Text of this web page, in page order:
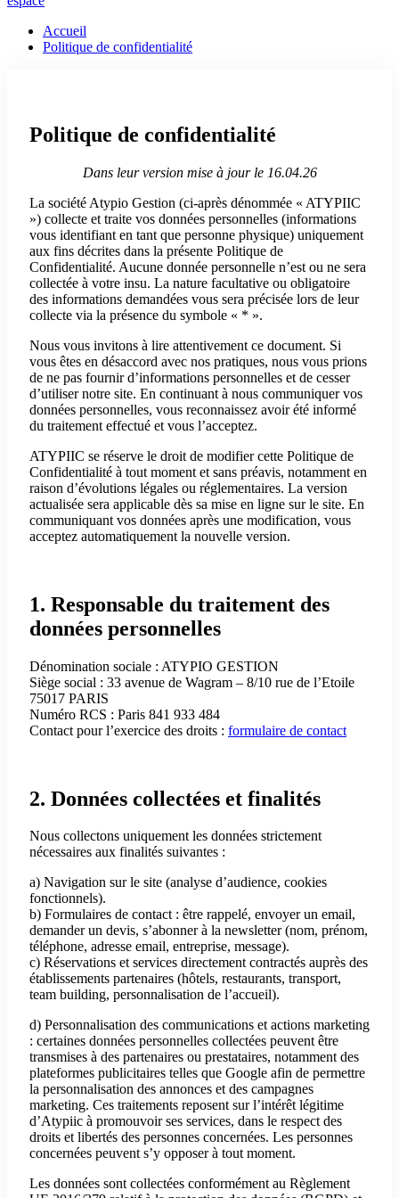
Accueil
Politique de confidentialité
Politique de confidentialité
Dans leur version mise à jour le 16.04.26
La société Atypio Gestion (ci-après dénommée « ATYPIIC
») collecte et traite vos données personnelles (informations
vous identifiant en tant que personne physique) uniquement
aux fins décrites dans la présente Politique de
Confidentialité. Aucune donnée personnelle n’est ou ne sera
collectée à votre insu. La nature facultative ou obligatoire
des informations demandées vous sera précisée lors de leur
collecte via la présence du symbole « * ».
Nous vous invitons à lire attentivement ce document. Si
vous êtes en désaccord avec nos pratiques, nous vous prions
de ne pas fournir d’informations personnelles et de cesser
d’utiliser notre site. En continuant à nous communiquer vos
données personnelles, vous reconnaissez avoir été informé
du traitement effectué et vous l’acceptez.
ATYPIIC se réserve le droit de modifier cette Politique de
Confidentialité à tout moment et sans préavis, notamment en
raison d’évolutions légales ou réglementaires. La version
actualisée sera applicable dès sa mise en ligne sur le site. En
communiquant vos données après une modification, vous
acceptez automatiquement la nouvelle version.
1. Responsable du traitement des
données personnelles
Dénomination sociale : ATYPIO GESTION
Siège social : 33 avenue de Wagram – 8/10 rue de l’Etoile
75017 PARIS
Numéro RCS : Paris 841 933 484
Contact pour l’exercice des droits : formulaire de contact
2. Données collectées et finalités
Nous collectons uniquement les données strictement
nécessaires aux finalités suivantes :
a) Navigation sur le site (analyse d’audience, cookies
fonctionnels).
b) Formulaires de contact : être rappelé, envoyer un email,
demander un devis, s’abonner à la newsletter (nom, prénom,
téléphone, adresse email, entreprise, message).
c) Réservations et services directement contractés auprès des
établissements partenaires (hôtels, restaurants, transport,
team building, personnalisation de l’accueil).
d) Personnalisation des communications et actions marketing
: certaines données personnelles collectées peuvent être
transmises à des partenaires ou prestataires, notamment des
plateformes publicitaires telles que Google afin de permettre
la personnalisation des annonces et des campagnes
marketing. Ces traitements reposent sur l’intérêt légitime
d’Atypiic à promouvoir ses services, dans le respect des
droits et libertés des personnes concernées. Les personnes
concernées peuvent s’y opposer à tout moment.
Les données sont collectées conformément au Règlement